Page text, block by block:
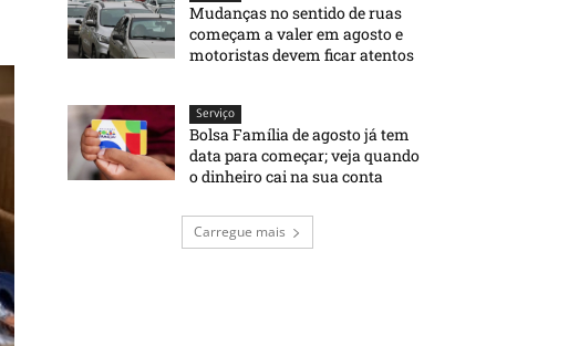
Mudanças no sentido de ruas
começam a valer em agosto e
motoristas devem ficar atentos
Serviço
Bolsa Família de agosto já tem
data para começar; veja quando
o dinheiro cai na sua conta
Carregue mais